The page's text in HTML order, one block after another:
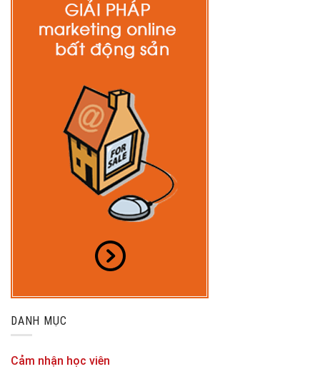
DANH MỤC
Cảm nhận học viên